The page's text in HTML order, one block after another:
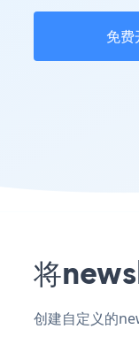
免费
将
创建自定义的